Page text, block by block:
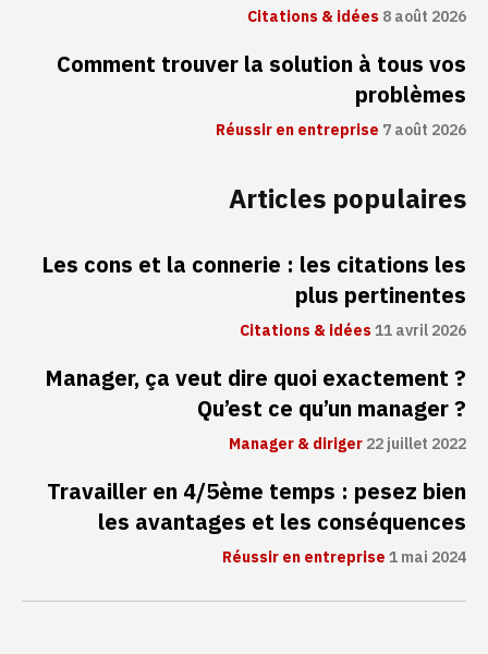
Citations & idées8 août 2026
Comment trouver la solution à tous vos
problèmes
Réussir en entreprise 7 août 2026
Articles populaires
Les cons et la connerie : les citations les
plus pertinentes
Citations & idées11 avril 2026
Manager, ça veut dire quoi exactement ?
Qu’est ce qu’un manager ?
Manager & diriger22 juillet 2022
Travailler en 4/5ème temps : pesez bien
les avantages et les conséquences
Réussir en entreprise1 mai 2024